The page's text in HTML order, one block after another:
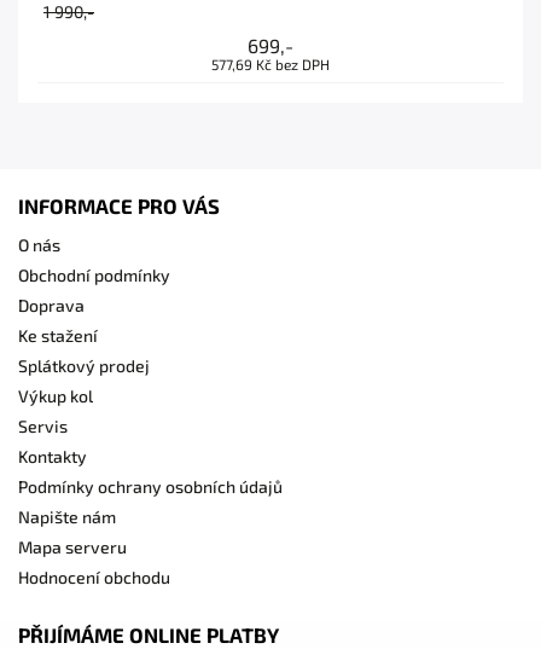
1 990,-
699,-
577,69 Kč bez DPH
INFORMACE PRO VÁS
O nás
Obchodní podmínky
Doprava
Ke stažení
Splátkový prodej
Výkup kol
Servis
Kontakty
Podmínky ochrany osobních údajů
Napište nám
Mapa serveru
Hodnocení obchodu
PŘIJÍMÁME ONLINE PLATBY